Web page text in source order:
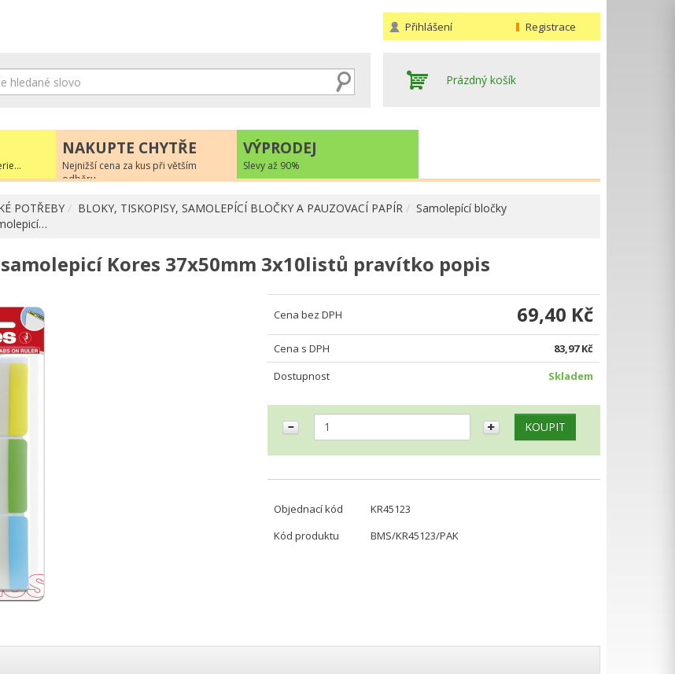
Přihlášení Registrace
Hledat
Prázdný košík
NAKUPTE CHYTŘE
Nejnižší cena za kus při větším
odběru
VÝPRODEJ
Slevy až 90%
POTŘEBY BLOKY, TISKOPISY, SAMOLEPÍCÍ BLOČKY A PAUZOVACÍ PAPÍR
Samolepící bločky
Kores 37x50mm 3x10listů pravítko popis
Cena bez DPH 69,40 Kč
Cena s DPH
83,97 Kč
Dostupnost
Skladem
Objednací kód
KR45123
Kód produktu
BMS/KR45123/PAK